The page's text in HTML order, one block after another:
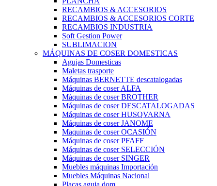
RECAMBIOS & ACCESORIOS
RECAMBIOS & ACCESORIOS CORTE
RECAMBIOS INDUSTRIA
Soft Gestion Power
SUBLIMACION
MÁQUINAS DE COSER DOMESTICAS
Agujas Domesticas
Maletas trasporte
Máquinas BERNETTE descatalogadas
Máquinas de coser ALFA
Máquinas de coser BROTHER
Máquinas de coser DESCATALOGADAS
Máquinas de coser HUSQVARNA
Máquinas de coser JANOME
Maquinas de coser OCASIÓN
Máquinas de coser PFAFF
Máquinas de coser SELECCIÓN
Máquinas de coser SINGER
Muebles máquinas Importación
Muebles Máquinas Nacional